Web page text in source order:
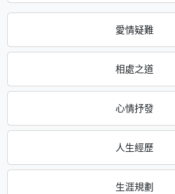
愛情疑難
相處之道
心情抒發
人生經歷
生涯規劃